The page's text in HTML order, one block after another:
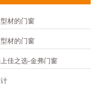
材的门窗
材的门窗
佳之选-金弗门窗